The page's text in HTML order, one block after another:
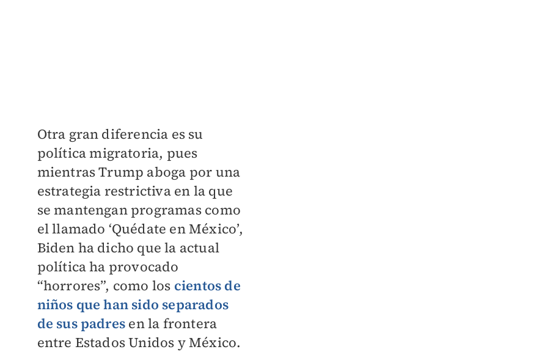
Otra gran diferencia es su
política migratoria, pues
mientras Trump aboga por una
estrategia restrictiva en la que
se mantengan programas como
el llamado ‘Quédate en México’,
Biden ha dicho que la actual
política ha provocado
“horrores”, como los cientos de
niños que han sido separados
de sus padres en la frontera
entre Estados Unidos y México.